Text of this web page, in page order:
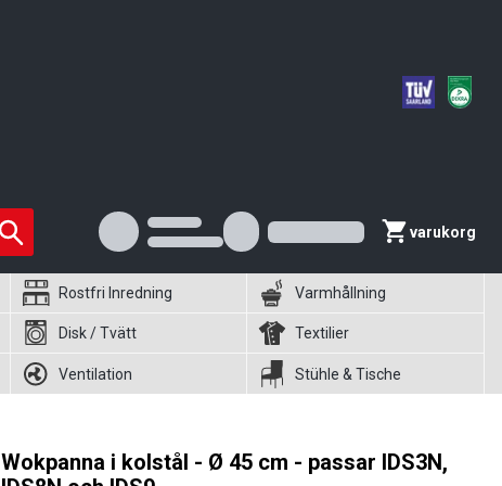
varukorg
Rostfri Inredning Varmhållning
Disk / Tvätt Textilier
Ventilation Stühle & Tische
Wokpanna i kolstål - Ø 45 cm - passar IDS3N,